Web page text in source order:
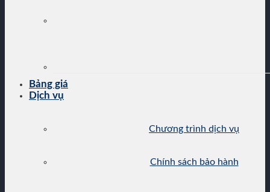
Bảng giá
Dịch vụ
Chương trình dịch vụ
Chính sách bảo hành